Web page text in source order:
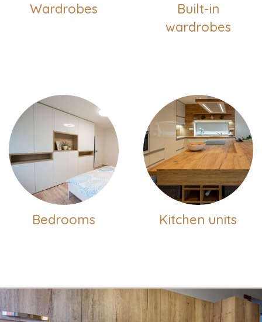
Wardrobes
Built-in
wardrobes
Bedrooms Kitchen units